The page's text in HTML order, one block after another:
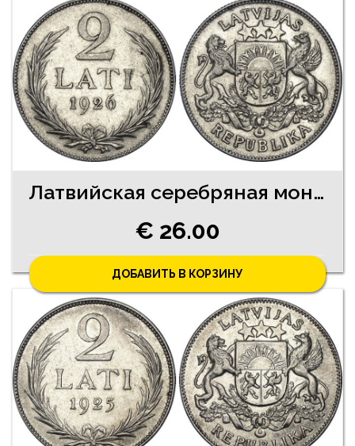
Латвийская серебряная монета 2 Латa 1925 год
€ 26.00
ДОБАВИТЬ В КОРЗИНУ